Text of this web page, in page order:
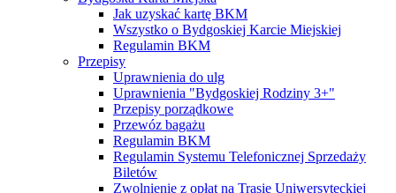
Jak uzyskać kartę BKM
Wszystko o Bydgoskiej Karcie Miejskiej
Regulamin BKM
Przepisy
Uprawnienia do ulg
Uprawnienia "Bydgoskiej Rodziny 3+"
Przepisy porządkowe
Przewóz bagażu
Regulamin BKM
Regulamin Systemu Telefonicznej Sprzedaży
Biletów
Zwolnienie z opłat na Trasie Uniwersyteckiej